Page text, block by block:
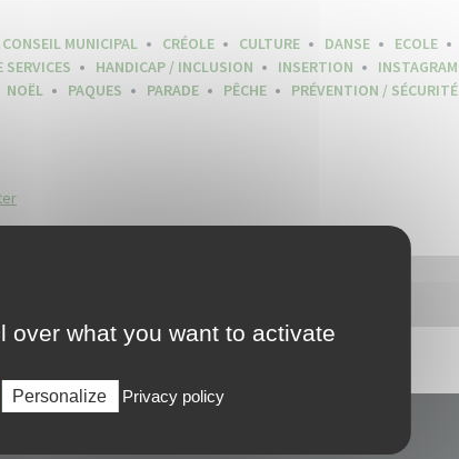
CONSEIL MUNICIPAL CRÉOLE CULTURE DANSE ECOLE
SERVICES HANDICAP / INCLUSION INSERTION
INSTAGRAM
NOËL PAQUES PARADE PÊCHE
PRÉVENTION / SÉCURITÉ
what you want to activate
Personalize Privacy policy